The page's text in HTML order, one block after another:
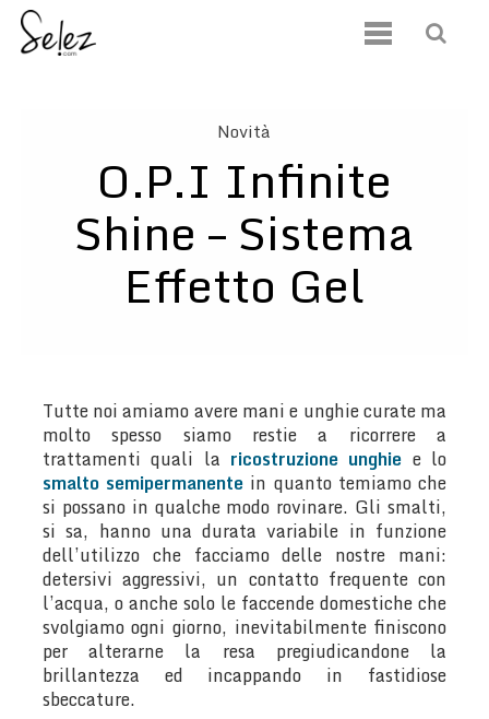
Novità
O.P.I Infinite
Shine – Sistema
Effetto Gel
Tutte noi amiamo avere mani e unghie curate ma
molto spesso siamo restie a ricorrere a
trattamenti quali la ricostruzione unghie e lo
smalto semipermanente in quanto temiamo che
si possano in qualche modo rovinare. Gli smalti,
si sa, hanno una durata variabile in funzione
dell’utilizzo che facciamo delle nostre mani:
detersivi aggressivi, un contatto frequente con
l’acqua, o anche solo le faccende domestiche che
svolgiamo ogni giorno, inevitabilmente finiscono
per alterarne la resa pregiudicandone la
brillantezza ed incappando in fastidiose
sbeccature.